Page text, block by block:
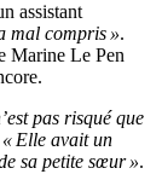
assistant
mal compris ».
Marine Le Pen
pas risqué que
« Elle avait un
sa petite sœur ».